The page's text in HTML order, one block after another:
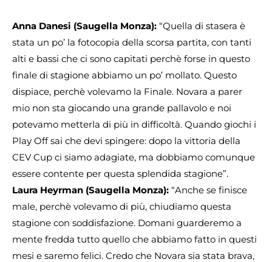
Anna Danesi (Saugella Monza): “Quella di stasera è
stata un po’ la fotocopia della scorsa partita, con tanti
alti e bassi che ci sono capitati perchè forse in questo
finale di stagione abbiamo un po’ mollato. Questo
dispiace, perchè volevamo la Finale. Novara a parer
mio non sta giocando una grande pallavolo e noi
potevamo metterla di più in difficoltà. Quando giochi i
Play Off sai che devi spingere: dopo la vittoria della
CEV Cup ci siamo adagiate, ma dobbiamo comunque
essere contente per questa splendida stagione”.
Laura Heyrman (Saugella Monza): “Anche se finisce
male, perchè volevamo di più, chiudiamo questa
stagione con soddisfazione. Domani guarderemo a
mente fredda tutto quello che abbiamo fatto in questi
mesi e saremo felici. Credo che Novara sia stata brava,